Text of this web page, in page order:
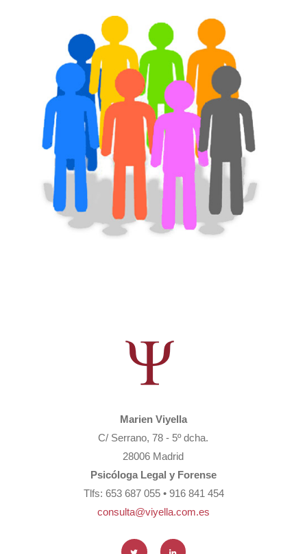
Marien Viyella
C/ Serrano, 78 - 5º dcha.
28006 Madrid
Psicóloga Legal y Forense
Tlfs: 653 687 055 • 916 841 454
consulta@viyella.com.es